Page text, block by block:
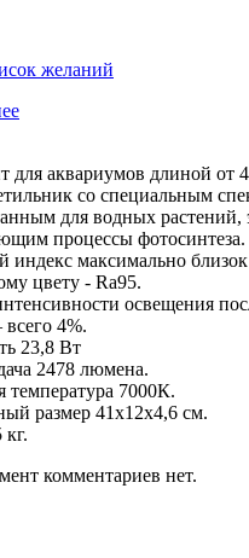
желаний
для аквариумов длиной от
со специальным
для водных
процессы фотосинтеза.
индекс максимально
цвету - Ra95.
освещения
4%.
23,8 Вт
2478 люмена.
температура 7000К.
размер 41х12х4,6 см.
комментариев нет.